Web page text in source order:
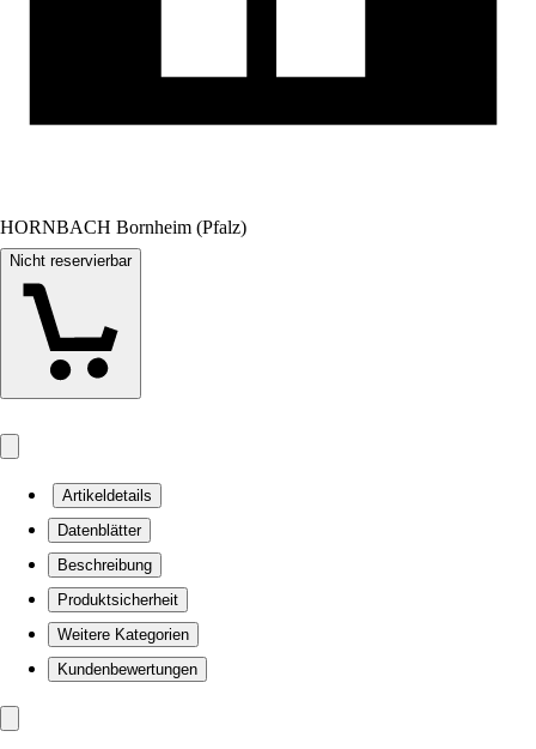
HORNBACH Bornheim (Pfalz)
Nicht reservierbar
Artikeldetails
Datenblätter
Beschreibung
Produktsicherheit
Weitere Kategorien
Kundenbewertungen